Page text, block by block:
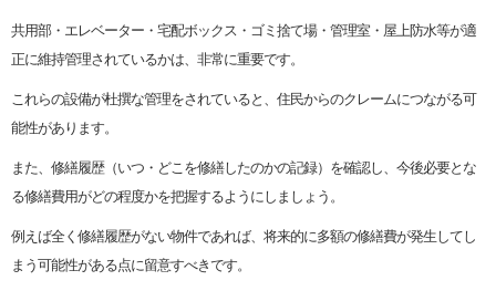
共用部・エレベーター・宅配ボックス・ゴミ捨て場・管理室・屋上防水等が適
正に維持管理されているかは、非常に重要です。
これらの設備が杜撰な管理をされていると、住民からのクレームにつながる可
能性があります。
また、修繕履歴（いつ・どこを修繕したのかの記録）を確認し、今後必要とな
る修繕費用がどの程度かを把握するようにしましょう。
例えば全く修繕履歴がない物件であれば、将来的に多額の修繕費が発生してし
まう可能性がある点に留意すべきです。